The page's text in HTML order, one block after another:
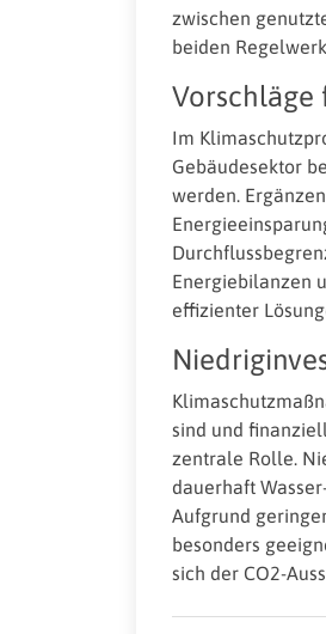
zwischen
beiden
Vorschläge
Im
Gebäudesektor
werden.
Energiebilanzen
effizienter
sind und
zentrale Rolle.
dauerhaft
Aufgrund
besonders
sich der CO2-